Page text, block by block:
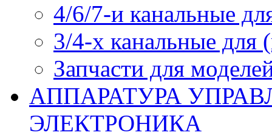
4/6/7-и канальные
3/4-х канальные
Запчасти для
АППАРАТУРА
ЭЛЕКТРОНИКА